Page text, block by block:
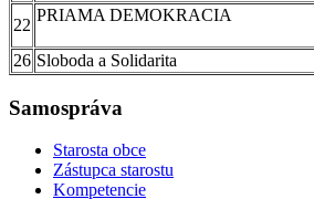
22
PRIAMA
26 Sloboda
Samospráva
Starosta obce
Zástupca starostu
Kompetencie